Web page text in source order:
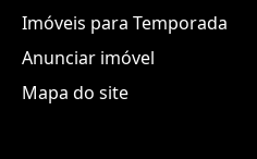
Imóveis para Temporada
Anunciar imóvel
Mapa do site